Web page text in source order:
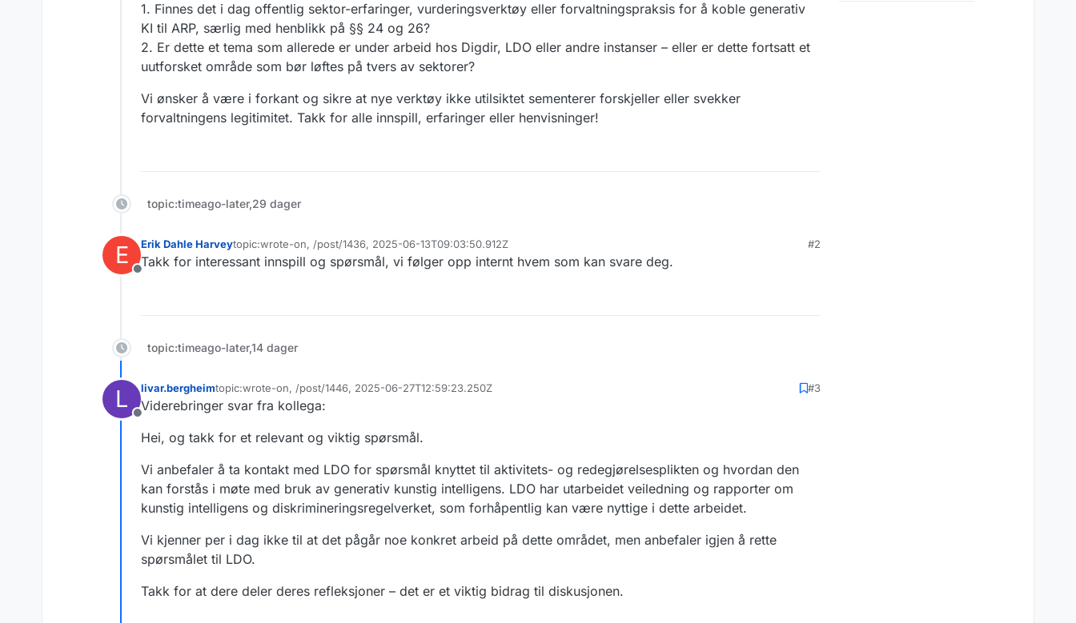
1. Finnes det i dag offentlig sektor-erfaringer, vurderingsverktøy eller forvaltningspraksis for å koble generativ
KI til ARP, særlig med henblikk på §§ 24 og 26?
2. Er dette et tema som allerede er under arbeid hos Digdir, LDO eller andre instanser – eller er dette fortsatt et
uutforsket område som bør løftes på tvers av sektorer?
Vi ønsker å være i forkant og sikre at nye verktøy ikke utilsiktet sementerer forskjeller eller svekker
forvaltningens legitimitet. Takk for alle innspill, erfaringer eller henvisninger!
topic:timeago-later,29 dager
E
Frakoblet
Erik Dahle Harveytopic:wrote-on, /post/1436, 2025-06-13T09:03:50.912Z
Sist endret av
#2
Takk for interessant innspill og spørsmål, vi følger opp internt hvem som kan svare deg.
topic:timeago-later,14 dager
L
Frakoblet
livar.bergheimtopic:wrote-on, /post/1446, 2025-06-27T12:59:23.250Z
Sist endret av
#3
Viderebringer svar fra kollega:
Hei, og takk for et relevant og viktig spørsmål.
Vi anbefaler å ta kontakt med LDO for spørsmål knyttet til aktivitets- og redegjørelsesplikten og hvordan den
kan forstås i møte med bruk av generativ kunstig intelligens. LDO har utarbeidet veiledning og rapporter om
kunstig intelligens og diskrimineringsregelverket, som forhåpentlig kan være nyttige i dette arbeidet.
Vi kjenner per i dag ikke til at det pågår noe konkret arbeid på dette området, men anbefaler igjen å rette
spørsmålet til LDO.
Takk for at dere deler deres refleksjoner – det er et viktig bidrag til diskusjonen.